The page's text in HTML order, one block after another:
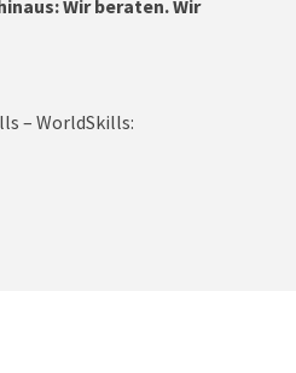
Wir beraten. Wir
– WorldSkills: